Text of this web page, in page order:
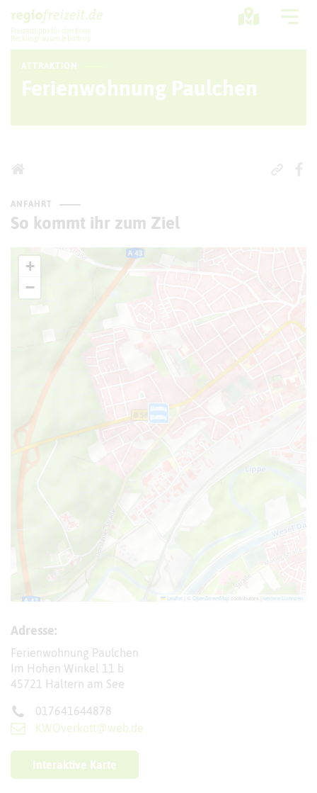
Freizeittipps für den Kreis
Recklinghausen & Bottrop
ATTRAKTION
Ferienwohnung Paulchen
ANFAHRT
So kommt ihr zum Ziel
+
−
Leaflet OpenStreetMapcontributors | weitere Lizenzen
Adresse:
Ferienwohnung Paulchen
Im Hohen Winkel 11 b
45721 Haltern am See
017641644878
KWOverkott@web.de
Interaktive Karte